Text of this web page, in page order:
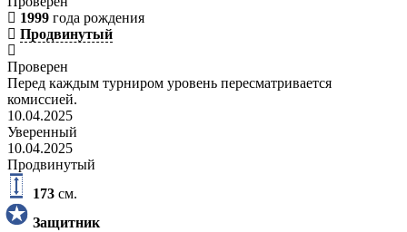
1999 года рождения
Продвинутый
Проверен
Перед каждым турниром уровень пересматривается
комиссией.
10.04.2025
Уверенный
10.04.2025
Продвинутый
173 см.
Защитник